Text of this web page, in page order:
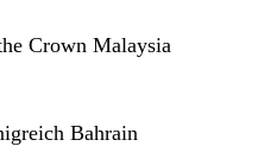
Crown Malaysia
Bahrain